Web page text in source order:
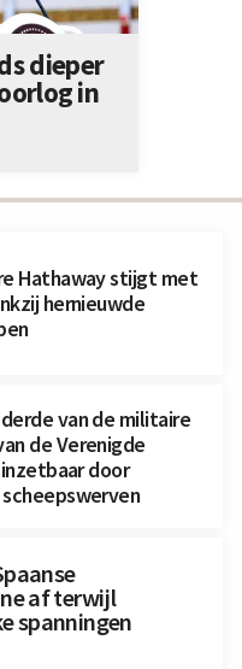
Hathaway stijgt met
hernieuwde
van de militaire
de Verenigde
door
af terwijl
spanningen
dieper
in